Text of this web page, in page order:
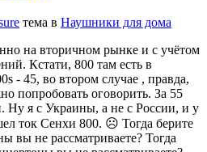
тема в Наушники для дома
на вторичном рынке и с учётом
Кстати, 800 там есть в
- 45, во втором случае , правда,
попробовать оговорить. За 55
Ну я с Украины, а не с России, и у
ток Сенхи 800. ☹️ Тогда берите
вы не рассматриваете? Тогда